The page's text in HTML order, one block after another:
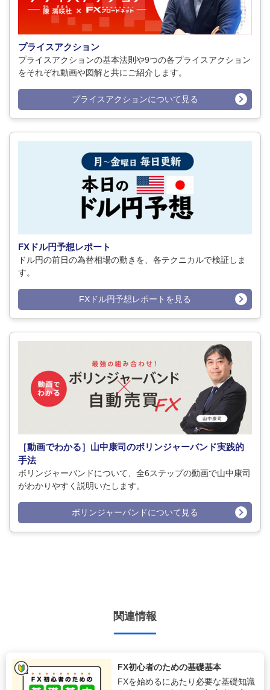
プライスアクション
プライスアクションの基本法則や9つの各プライスアクション
をそれぞれ動画や図解と共にご紹介します。
プライスアクションについて見る
FXドル円予想レポート
ドル円の前日の為替相場の動きを、各テクニカルで検証しま
す。
FXドル円予想レポートを見る
［動画でわかる］山中康司のボリンジャーバンド実践的
手法
ボリンジャーバンドについて、全6ステップの動画で山中康司
がわかりやすく説明いたします。
ボリンジャーバンドについて見る
関連情報
FX初心者のための基礎基本
FXを始めるにあたり必要な基礎知識